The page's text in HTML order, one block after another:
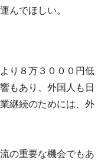
んでほしい。
り８万３０００円低
もあり、外国人も日
継続のためには、外
の重要な機会でもあ